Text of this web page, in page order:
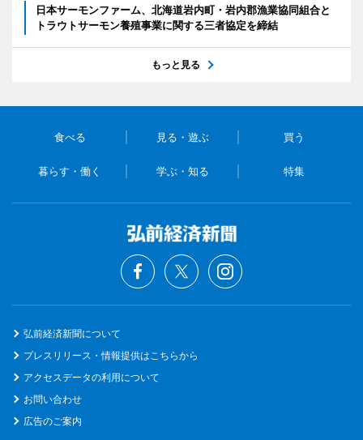
日本サーモンファーム、北海道岩内町・岩内郡漁業協同組合と
トラウトサーモン養殖事業に関する三者協定を締結
もっと見る
食べる 見る・遊ぶ 買う
暮らす・働く 学ぶ・知る 特集
弘前経済新聞について
プレスリリース・情報提供はこちらから
アクセスデータの利用について
お問い合わせ
広告のご案内